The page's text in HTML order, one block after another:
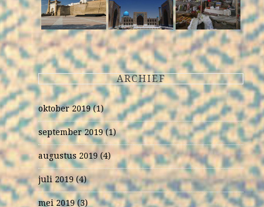
ARCHIEF
oktober 2019(1)
september 2019(1)
augustus 2019 (4)
juli 2019 (4)
mei 2019(3)